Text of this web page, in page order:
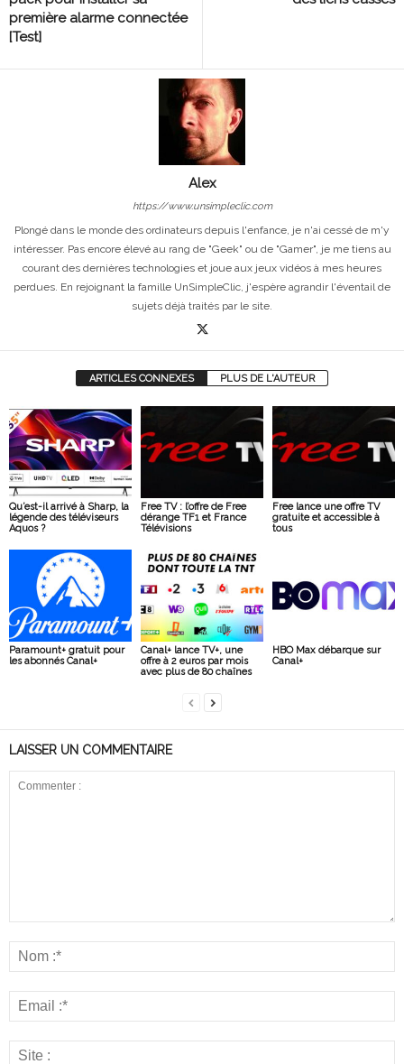
première alarme connectée
[Test]
Alex
https://www.unsimpleclic.com
Plongé dans le monde des ordinateurs depuis l'enfance, je n'ai cessé de m'y
intéresser. Pas encore élevé au rang de "Geek" ou de "Gamer", je me tiens au
courant des dernières technologies et joue aux jeux vidéos à mes heures
perdues. En rejoignant la famille UnSimpleClic, j'espère agrandir l'éventail de
sujets déjà traités par le site.
ARTICLES CONNEXES PLUS DE L'AUTEUR
Qu’est-il arrivé à Sharp, la
légende des téléviseurs
Aquos ?
Free TV : l’offre de Free
dérange TF1 et France
Télévisions
Free lance une offre TV
gratuite et accessible à
tous
Paramount+ gratuit pour
les abonnés Canal+
Canal+ lance TV+, une
offre à 2 euros par mois
avec plus de 80 chaînes
HBO Max débarque sur
Canal+
LAISSER UN COMMENTAIRE